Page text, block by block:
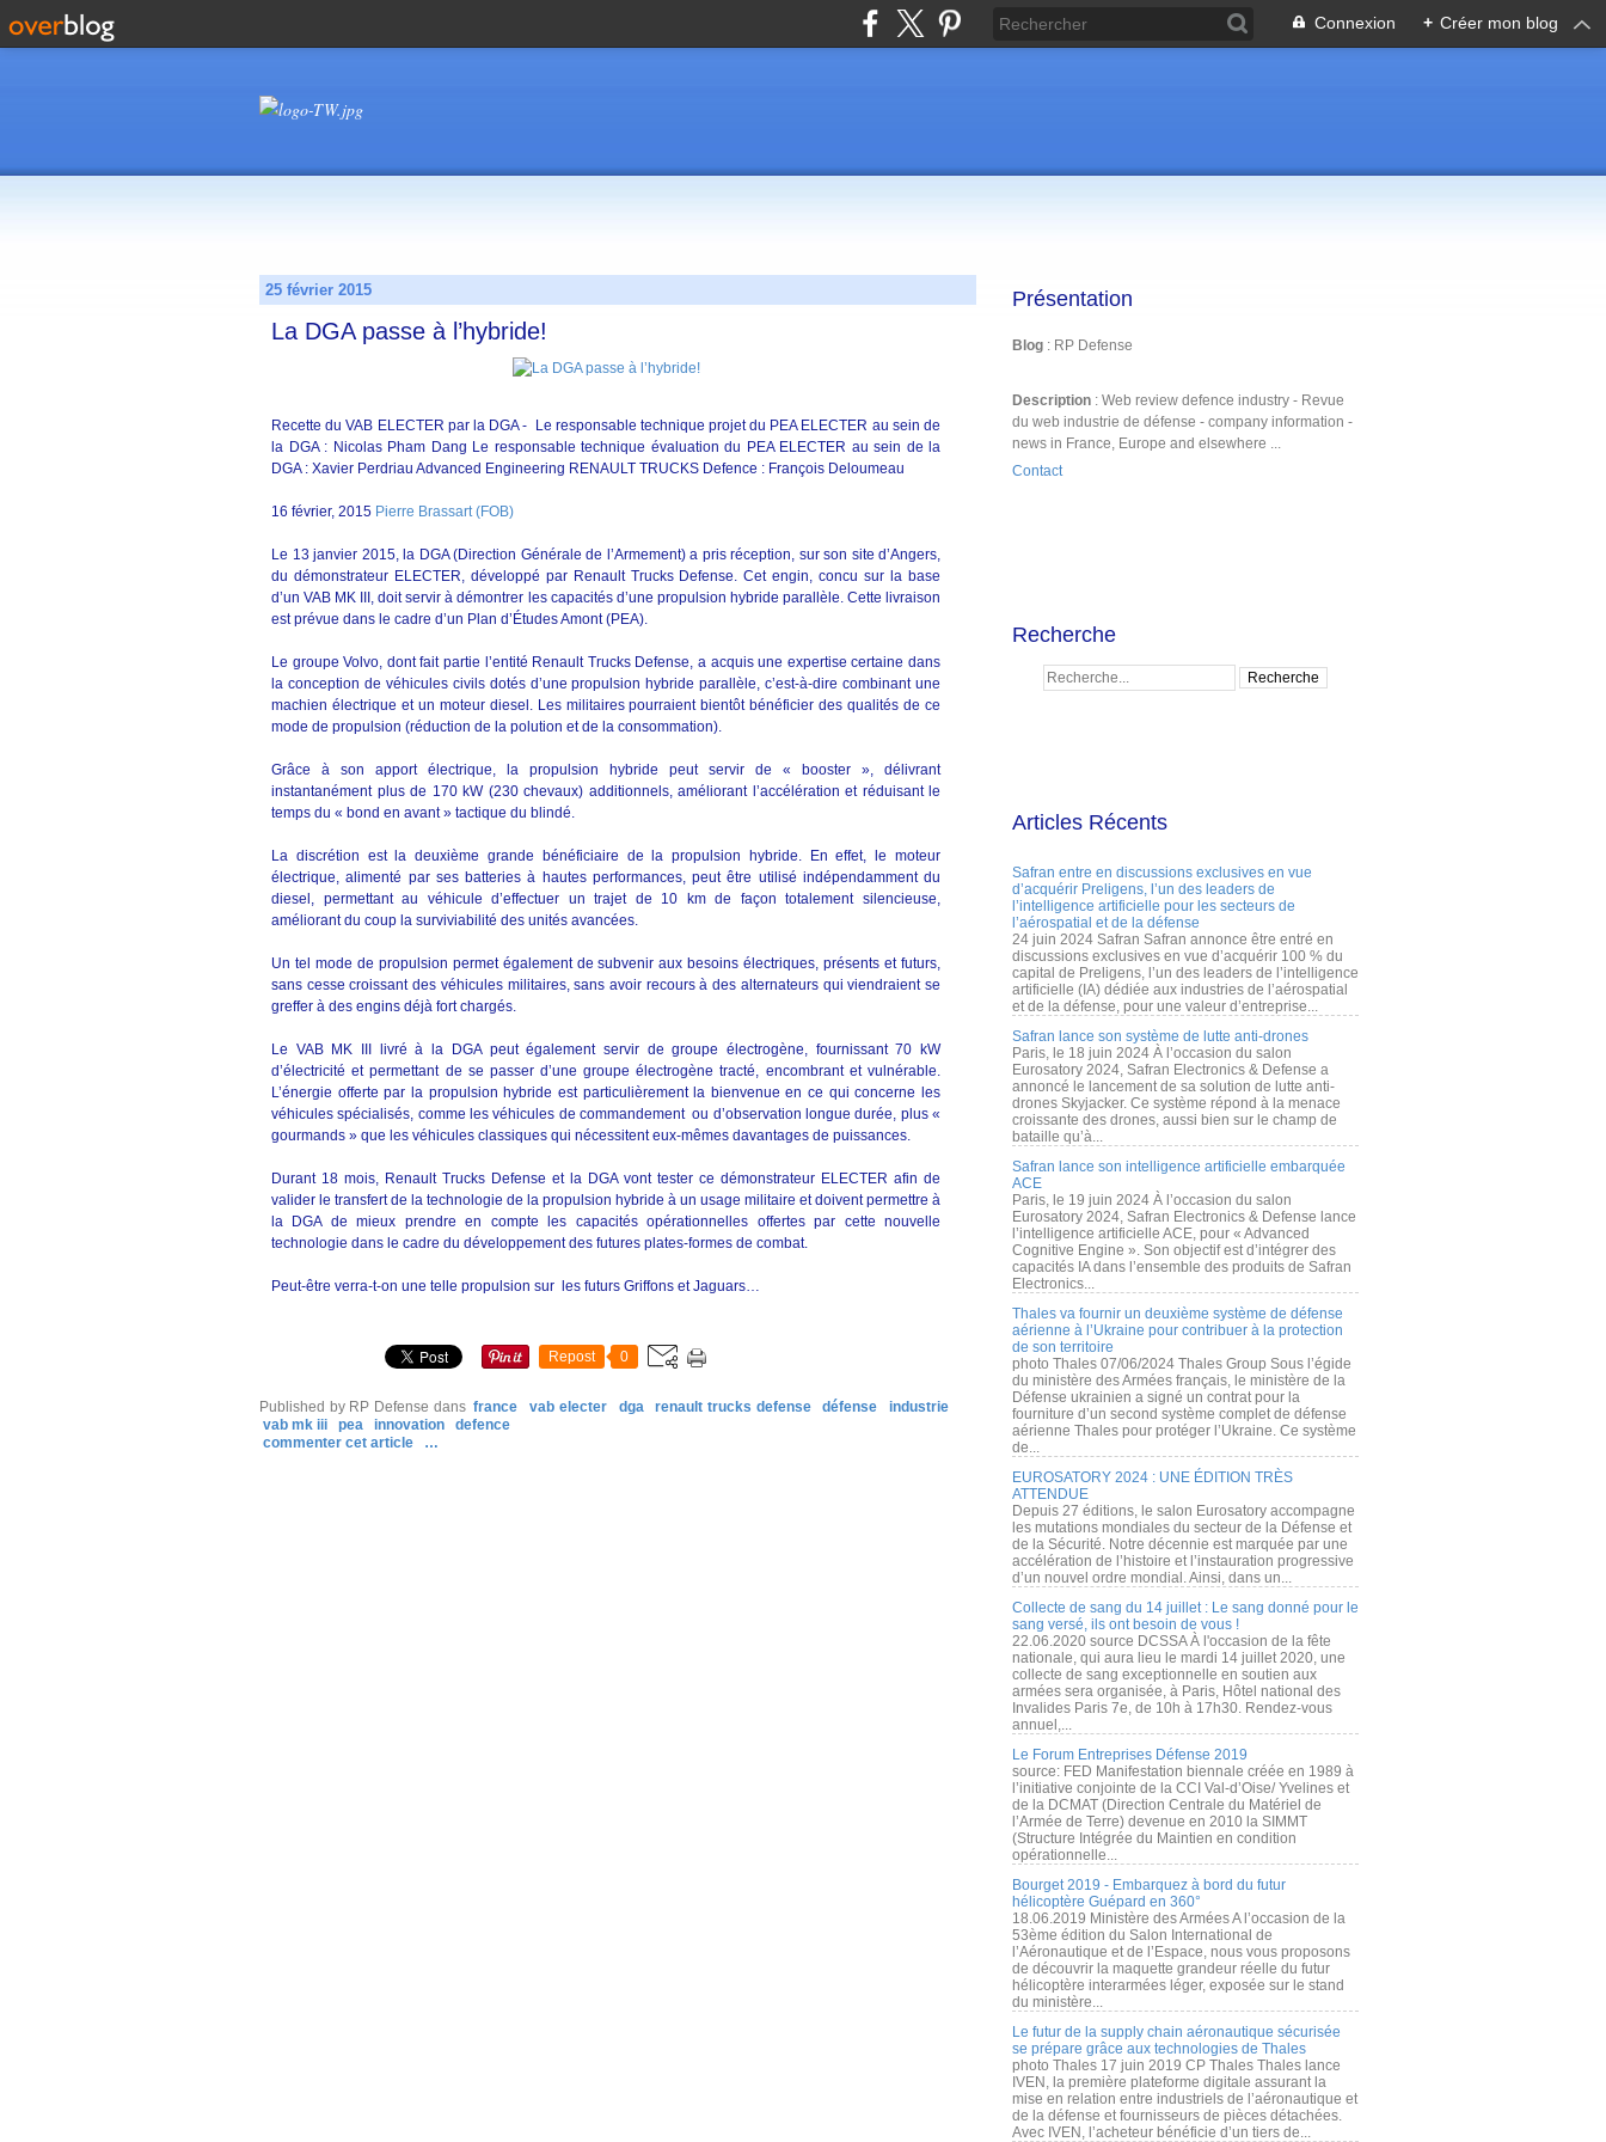
Connexion + Créer mon blog
25 février 2015
La DGA passe à l’hybride!
Recette du VAB ELECTER par la DGA - Le responsable technique projet du PEA ELECTER au sein de
la DGA : Nicolas Pham Dang Le responsable technique évaluation du PEA ELECTER au sein de la
DGA : Xavier Perdriau Advanced Engineering RENAULT TRUCKS Defence : François Deloumeau
16 février, 2015 Pierre Brassart (FOB)
Le 13 janvier 2015, la DGA (Direction Générale de l’Armement) a pris réception, sur son site d’Angers,
du démonstrateur ELECTER, développé par Renault Trucks Defense. Cet engin, concu sur la base
d’un VAB MK III, doit servir à démontrer les capacités d’une propulsion hybride parallèle. Cette livraison
est prévue dans le cadre d’un Plan d’Études Amont (PEA).
Le groupe Volvo, dont fait partie l’entité Renault Trucks Defense, a acquis une expertise certaine dans
la conception de véhicules civils dotés d’une propulsion hybride parallèle, c’est-à-dire combinant une
machien électrique et un moteur diesel. Les militaires pourraient bientôt bénéficier des qualités de ce
mode de propulsion (réduction de la polution et de la consommation).
Grâce à son apport électrique, la propulsion hybride peut servir de « booster », délivrant
instantanément plus de 170 kW (230 chevaux) additionnels, améliorant l’accélération et réduisant le
temps du « bond en avant » tactique du blindé.
La discrétion est la deuxième grande bénéficiaire de la propulsion hybride. En effet, le moteur
électrique, alimenté par ses batteries à hautes performances, peut être utilisé indépendamment du
diesel, permettant au véhicule d’effectuer un trajet de 10 km de façon totalement silencieuse,
améliorant du coup la surviviabilité des unités avancées.
Un tel mode de propulsion permet également de subvenir aux besoins électriques, présents et futurs,
sans cesse croissant des véhicules militaires, sans avoir recours à des alternateurs qui viendraient se
greffer à des engins déjà fort chargés.
Le VAB MK III livré à la DGA peut également servir de groupe électrogène, fournissant 70 kW
d’électricité et permettant de se passer d’une groupe électrogène tracté, encombrant et vulnérable.
L’énergie offerte par la propulsion hybride est particulièrement la bienvenue en ce qui concerne les
véhicules spécialisés, comme les véhicules de commandement ou d’observation longue durée, plus «
gourmands » que les véhicules classiques qui nécessitent eux-mêmes davantages de puissances.
Durant 18 mois, Renault Trucks Defense et la DGA vont tester ce démonstrateur ELECTER afin de
valider le transfert de la technologie de la propulsion hybride à un usage militaire et doivent permettre à
la DGA de mieux prendre en compte les capacités opérationnelles offertes par cette nouvelle
technologie dans le cadre du développement des futures plates-formes de combat.
Peut-être verra-t-on une telle propulsion sur les futurs Griffons et Jaguars…
Repost 0
Published by RP Defense dans france vab electer dga renault trucks defense défense
industrie
vab mk iii
pea innovation
defence
commenter cet article
…
Présentation
Blog : RP Defense
Description : Web review defence industry - Revue
du web industrie de défense - company information -
news in France, Europe and elsewhere ...
Contact
Recherche
Articles Récents
Safran entre en discussions exclusives en vue
d’acquérir Preligens, l’un des leaders de
l’intelligence artificielle pour les secteurs de
l’aérospatial et de la défense
24 juin 2024 Safran Safran annonce être entré en
discussions exclusives en vue d’acquérir 100 % du
capital de Preligens, l’un des leaders de l’intelligence
artificielle (IA) dédiée aux industries de l’aérospatial
et de la défense, pour une valeur d’entreprise...
Safran lance son système de lutte anti-drones
Paris, le 18 juin 2024 À l’occasion du salon
Eurosatory 2024, Safran Electronics & Defense a
annoncé le lancement de sa solution de lutte anti-
drones Skyjacker. Ce système répond à la menace
croissante des drones, aussi bien sur le champ de
bataille qu’à...
Safran lance son intelligence artificielle embarquée
ACE
Paris, le 19 juin 2024 À l’occasion du salon
Eurosatory 2024, Safran Electronics & Defense lance
l’intelligence artificielle ACE, pour « Advanced
Cognitive Engine ». Son objectif est d’intégrer des
capacités IA dans l’ensemble des produits de Safran
Electronics...
Thales va fournir un deuxième système de défense
aérienne à l’Ukraine pour contribuer à la protection
de son territoire
photo Thales 07/06/2024 Thales Group Sous l’égide
du ministère des Armées français, le ministère de la
Défense ukrainien a signé un contrat pour la
fourniture d’un second système complet de défense
aérienne Thales pour protéger l’Ukraine. Ce système
de...
EUROSATORY 2024 : UNE ÉDITION TRÈS
ATTENDUE
Depuis 27 éditions, le salon Eurosatory accompagne
les mutations mondiales du secteur de la Défense et
de la Sécurité. Notre décennie est marquée par une
accélération de l’histoire et l’instauration progressive
d’un nouvel ordre mondial. Ainsi, dans un...
Collecte de sang du 14 juillet : Le sang donné pour le
sang versé, ils ont besoin de vous !
22.06.2020 source DCSSA À l'occasion de la fête
nationale, qui aura lieu le mardi 14 juillet 2020, une
collecte de sang exceptionnelle en soutien aux
armées sera organisée, à Paris, Hôtel national des
Invalides Paris 7e, de 10h à 17h30. Rendez-vous
annuel,...
Le Forum Entreprises Défense 2019
source: FED Manifestation biennale créée en 1989 à
l’initiative conjointe de la CCI Val-d’Oise/ Yvelines et
de la DCMAT (Direction Centrale du Matériel de
l’Armée de Terre) devenue en 2010 la SIMMT
(Structure Intégrée du Maintien en condition
opérationnelle...
Bourget 2019 - Embarquez à bord du futur
hélicoptère Guépard en 360°
18.06.2019 Ministère des Armées A l’occasion de la
53ème édition du Salon International de
l’Aéronautique et de l’Espace, nous vous proposons
de découvrir la maquette grandeur réelle du futur
hélicoptère interarmées léger, exposée sur le stand
du ministère...
Le futur de la supply chain aéronautique sécurisée
se prépare grâce aux technologies de Thales
photo Thales 17 juin 2019 CP Thales Thales lance
IVEN, la première plateforme digitale assurant la
mise en relation entre industriels de l’aéronautique et
de la défense et fournisseurs de pièces détachées.
Avec IVEN, l’acheteur bénéficie d’un tiers de...